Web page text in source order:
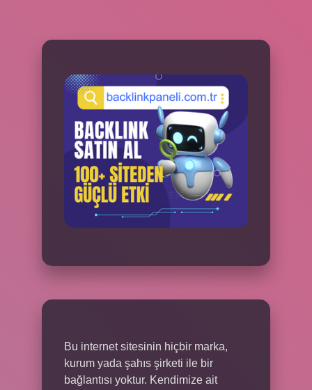
Bu internet sitesinin hiçbir marka,
kurum yada şahıs şirketi ile bir
bağlantısı yoktur. Kendimize ait